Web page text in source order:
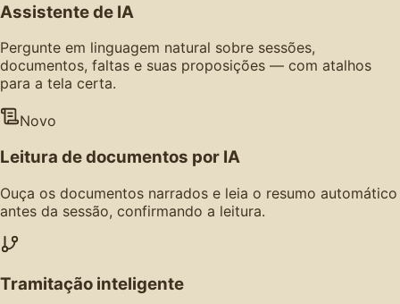
Assistente de IA
Pergunte em linguagem natural sobre sessões,
documentos, faltas e suas proposições — com atalhos
para a tela certa.
Novo
Leitura de documentos por IA
Ouça os documentos narrados e leia o resumo automático
antes da sessão, confirmando a leitura.
Tramitação inteligente